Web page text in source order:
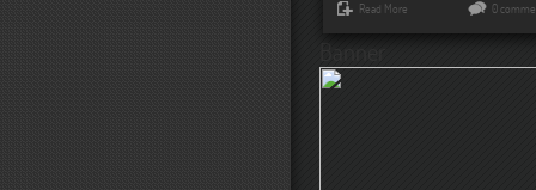
Read More 0
Banner